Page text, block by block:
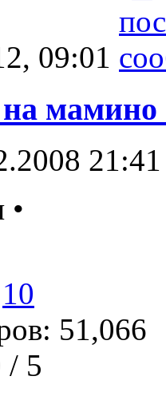
09:01
мамино
21:41
•
10
51,066
/ 5